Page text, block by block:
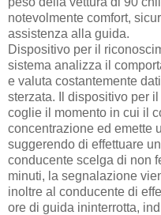
notevolmente comfort,
assistenza alla guida.
Dispositivo per il
sistema analizza il
e valuta costantemente
sterzata. Il dispositivo per
coglie il momento in cui il
concentrazione ed emette
suggerendo di effettuare
conducente scelga di non
minuti, la segnalazione
inoltre al conducente di
ore di guida ininterrotta,